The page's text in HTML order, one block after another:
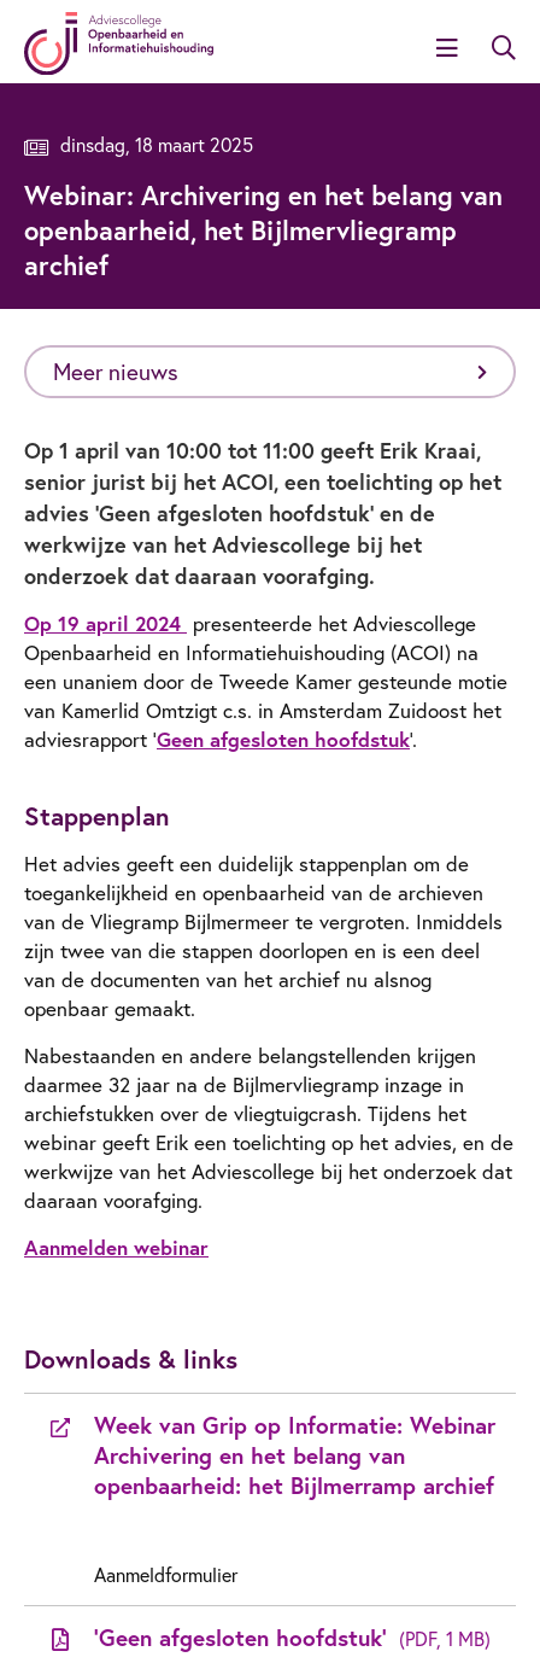
dinsdag, 18 maart 2025
Webinar: Archivering en het belang van
openbaarheid, het Bijlmervliegramp
archief
Meer nieuws
Op 1 april van 10:00 tot 11:00 geeft Erik Kraai,
senior jurist bij het ACOI, een toelichting op het
advies ‘Geen afgesloten hoofdstuk’ en de
werkwijze van het Adviescollege bij het
onderzoek dat daaraan voorafging.
Op 19 april 2024 presenteerde het Adviescollege
Openbaarheid en Informatiehuishouding (ACOI) na
een unaniem door de Tweede Kamer gesteunde motie
van Kamerlid Omtzigt c.s. in Amsterdam Zuidoost het
adviesrapport ‘Geen afgesloten hoofdstuk’.
Stappenplan
Het advies geeft een duidelijk stappenplan om de
toegankelijkheid en openbaarheid van de archieven
van de Vliegramp Bijlmermeer te vergroten. Inmiddels
zijn twee van die stappen doorlopen en is een deel
van de documenten van het archief nu alsnog
openbaar gemaakt.
Nabestaanden en andere belangstellenden krijgen
daarmee 32 jaar na de Bijlmervliegramp inzage in
archiefstukken over de vliegtuigcrash. Tijdens het
webinar geeft Erik een toelichting op het advies, en de
werkwijze van het Adviescollege bij het onderzoek dat
daaraan voorafging.
Aanmelden webinar
Downloads & links
Week van Grip op Informatie: Webinar
Archivering en het belang van
openbaarheid: het Bijlmerramp archief
Aanmeldformulier
'Geen afgesloten hoofdstuk' (PDF, 1 MB)